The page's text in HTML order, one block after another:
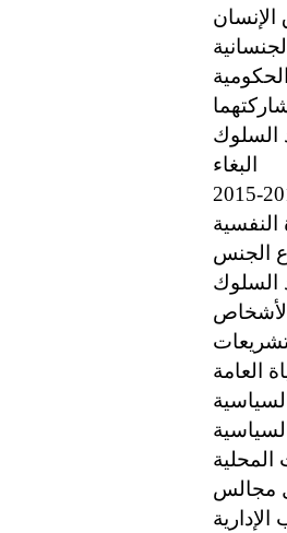
الإنسان
البغاء
الجنس
السلوك
مجالس